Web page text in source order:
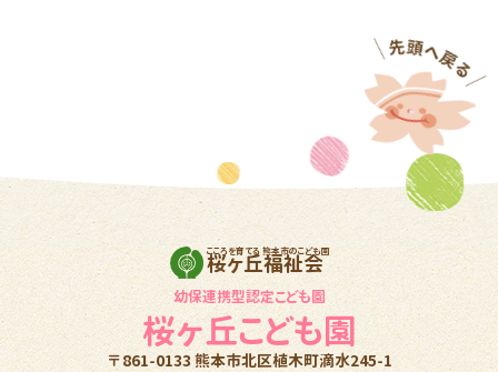
こころを育てる 熊本市のこども園
桜ヶ丘福祉会
幼保連携型認定こども園
桜ヶ丘こども園
〒861-0133 熊本市北区植木町滴水245-1